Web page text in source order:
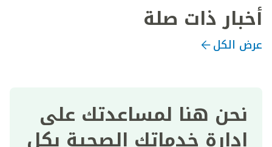
أخبار ذات صلة
عرض الكل
نحن هنا لمساعدتك على
إدارة خدماتك الصحية بكل